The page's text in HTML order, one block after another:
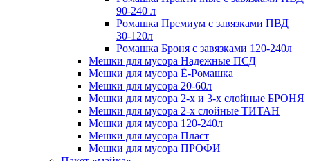
90-240 л
Ромашка Премиум с завязками ПВД
30-120л
Ромашка Броня с завязками 120-240л
Мешки для мусора Надежные ПСД
Мешки для мусора Ё-Ромашка
Мешки для мусора 20-60л
Мешки для мусора 2-х и 3-х слойные БРОНЯ
Мешки для мусора 2-х слойные ТИТАН
Мешки для мусора 120-240л
Мешки для мусора Пласт
Мешки для мусора ПРОФИ